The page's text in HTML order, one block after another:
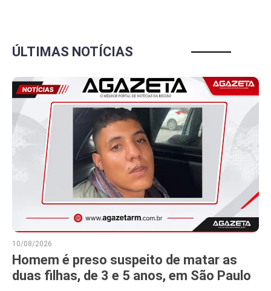
ÚLTIMAS NOTÍCIAS
10/08/2026
Homem é preso suspeito de matar as
duas filhas, de 3 e 5 anos, em São Paulo